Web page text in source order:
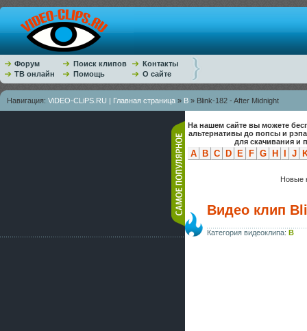
Форум Поиск клипов
Контакты
ТВ онлайн
Помощь О сайте
Навигация: ViDEO-CLiPS.RU | Главная страница » B » Blink-182 - After Midnight
На нашем сайте вы можете
альтернативы до попсы и
для скачивания и
A B C D E F G H J
Новые
Видео клип
Категория видеоклипа: B